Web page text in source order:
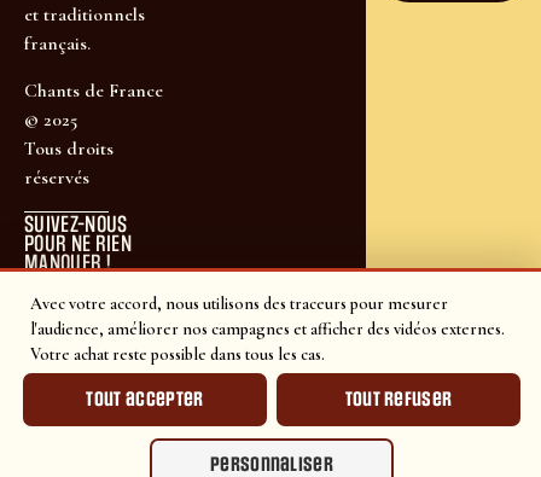
Avec votre accord, nous utilisons des traceurs pour mesurer
l'audience, améliorer nos campagnes et afficher des vidéos externes.
Votre achat reste possible dans tous les cas.
Tout accepter Tout refuser
Personnaliser
et traditionnels
français.
Chants de France
© 2025
Tous droits
réservés
SUIVEZ-NOUS
POUR NE RIEN
MANQUER !